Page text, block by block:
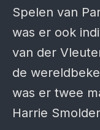
Spelen van
was er ook
van der
de
was er twee
Harrie